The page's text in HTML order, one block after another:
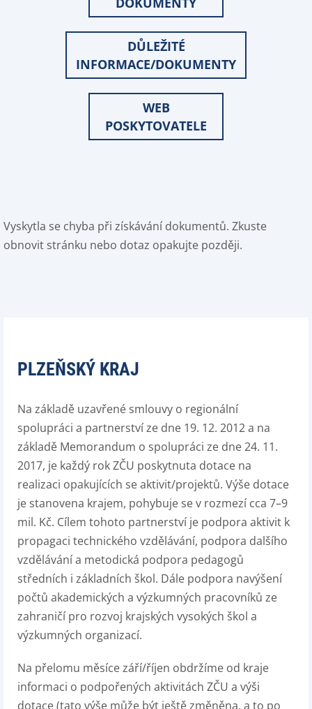
DŮLEŽITÉ
INFORMACE/DOKUMENTY
WEB
POSKYTOVATELE
Vyskytla se chyba při získávání dokumentů. Zkuste
obnovit stránku nebo dotaz opakujte později.
PLZEŇSKÝ KRAJ
Na základě uzavřené smlouvy o regionální
spolupráci a partnerství ze dne 19. 12. 2012 a na
základě Memorandum o spolupráci ze dne 24. 11.
2017, je každý rok ZČU poskytnuta dotace na
realizaci opakujících se aktivit/projektů. Výše dotace
je stanovena krajem, pohybuje se v rozmezí cca 7–9
mil. Kč. Cílem tohoto partnerství je podpora aktivit k
propagaci technického vzdělávání, podpora dalšího
vzdělávání a metodická podpora pedagogů
středních i základních škol. Dále podpora navýšení
počtů akademických a výzkumných pracovníků ze
zahraničí pro rozvoj krajských vysokých škol a
výzkumných organizací.
Na přelomu měsíce září/říjen obdržíme od kraje
informaci o podpořených aktivitách ZČU a výši
dotace (tato výše může být ještě změněna, a to po